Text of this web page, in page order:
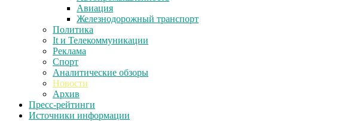
Авиация
Железнодорожный транспорт
Политика
It и Телекоммуникации
Реклама
Спорт
Аналитические обзоры
Новости
Архив
Пресс-рейтинги
Источники информации